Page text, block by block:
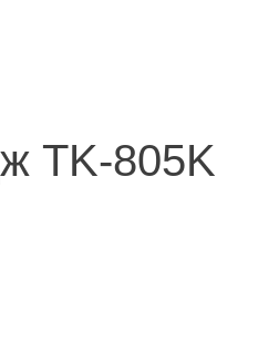
TK-805K